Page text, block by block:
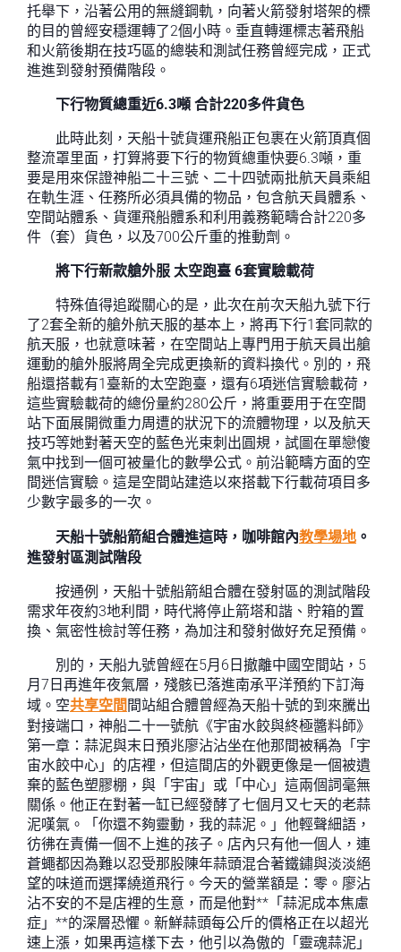
托舉下，沿著公用的無縫鋼軌，向著火箭發射塔架的標
的目的曾經安穩運轉了2個小時。垂直轉運標志著飛船
和火箭後期在技巧區的總裝和測試任務曾經完成，正式
進進到發射預備階段。
下行物質總重近6.3噸 合計220多件貨色
此時此刻，天船十號貨運飛船正包裹在火箭頂真個
整流罩里面，打算將要下行的物質總重快要6.3噸，重
要是用來保證神船二十三號、二十四號兩批航天員乘組
在軌生涯、任務所必須具備的物品，包含航天員體系、
空間站體系、貨運飛船體系和利用義務範疇合計220多
件（套）貨色，以及700公斤重的推動劑。
將下行新款艙外服 太空跑臺 6套實驗載荷
特殊值得追蹤關心的是，此次在前次天船九號下行
了2套全新的艙外航天服的基本上，將再下行1套同款的
航天服，也就意味著，在空間站上專門用于航天員出艙
運動的艙外服將周全完成更換新的資料換代。別的，飛
船還搭載有1臺新的太空跑臺，還有6項迷信實驗載荷，
這些實驗載荷的總份量約280公斤，將重要用于在空間
站下面展開微重力周遭的狀況下的流體物理，以及航天
技巧等她對著天空的藍色光束刺出圓規，試圖在單戀傻
氣中找到一個可被量化的數學公式。前沿範疇方面的空
間迷信實驗。這是空間站建造以來搭載下行載荷項目多
少數字最多的一次。
天船十號船箭組合體進這時，咖啡館內教學場地 。
進發射區測試階段
按通例，天船十號船箭組合體在發射區的測試階段
需求年夜約3地利間，時代將停止箭塔和諧、貯箱的置
換、氣密性檢討等任務，為加注和發射做好充足預備。
別的，天船九號曾經在5月6日撤離中國空間站，5
月7日再進年夜氣層，殘骸已落進南承平洋預約下訂海
域。空共享空間 間站組合體曾經為天船十號的到來騰出
對接端口，神船二十一號航《宇宙水餃與終極醬料師》
第一章：蒜泥與末日預兆廖沾沾坐在他那間被稱為「宇
宙水餃中心」的店裡，但這間店的外觀更像是一個被遺
棄的藍色塑膠棚，與「宇宙」或「中心」這兩個詞毫無
關係。他正在對著一缸已經發酵了七個月又七天的老蒜
泥嘆氣。「你還不夠靈動，我的蒜泥。」他輕聲細語，
彷彿在責備一個不上進的孩子。店內只有他一個人，連
蒼蠅都因為難以忍受那股陳年蒜頭混合著鐵鏽與淡淡絕
望的味道而選擇繞道飛行。今天的營業額是：零。廖沾
沾不安的不是店裡的生意，而是他對**「蒜泥成本焦慮
症」**的深層恐懼。新鮮蒜頭每公斤的價格正在以超光
速上漲，如果再這樣下去，他引以為傲的「靈魂蒜泥」